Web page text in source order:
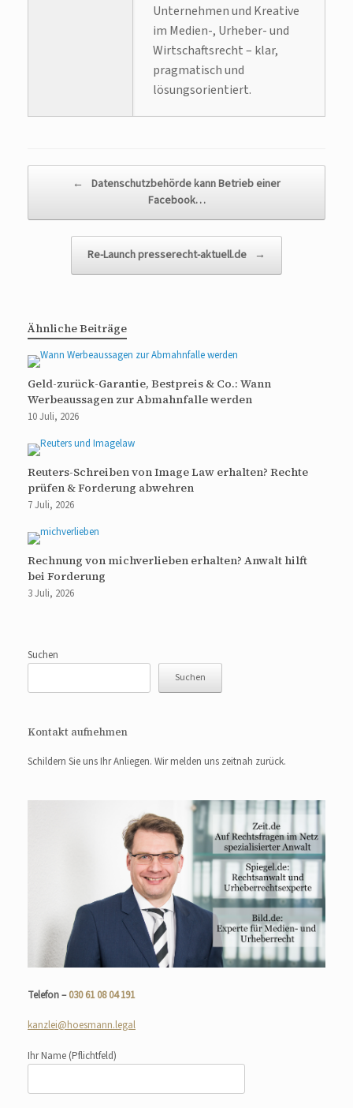
Unternehmen und Kreative
im Medien-, Urheber- und
Wirtschaftsrecht – klar,
pragmatisch und
lösungsorientiert.
← Datenschutzbehörde kann Betrieb einer
Facebook…
Re-Launch presserecht-aktuell.de →
Ähnliche Beiträge
Geld-zurück-Garantie, Bestpreis & Co.: Wann
Werbeaussagen zur Abmahnfalle werden
10 Juli, 2026
Reuters-Schreiben von Image Law erhalten? Rechte
prüfen & Forderung abwehren
7 Juli, 2026
Rechnung von michverlieben erhalten? Anwalt hilft
bei Forderung
3 Juli, 2026
Suchen
Suchen
Kontakt aufnehmen
Schildern Sie uns Ihr Anliegen. Wir melden uns zeitnah zurück.
Telefon –030 61 08 04 191
kanzlei@hoesmann.legal
Ihr Name (Pflichtfeld)